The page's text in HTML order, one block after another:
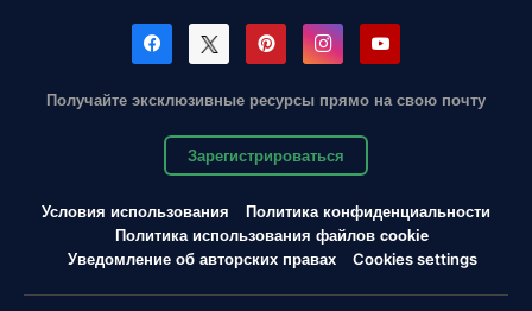
Получайте эксклюзивные ресурсы прямо на свою почту
Зарегистрироваться
Условия использования
Политика конфиденциальности
Политика использования файлов cookie
Уведомление об авторских правах
Cookies settings